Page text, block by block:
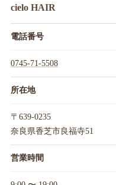
cielo HAIR
電話番号
0745-71-5508
所在地
〒639-0235
奈良県香芝市良福寺51
営業時間